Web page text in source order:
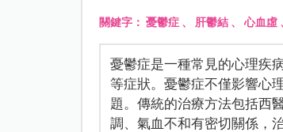
關鍵字： 憂鬱症、 肝鬱結、 心血虛
憂鬱症是一種常見的心理疾
等症狀。憂鬱症不僅影響心
題。傳統的治療方法包括西
調、氣血不和有密切關係，